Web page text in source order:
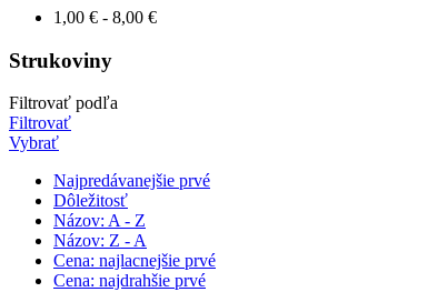
1,00 € - 8,00 €
Strukoviny
Filtrovať podľa
Filtrovať
Vybrať
Najpredávanejšie prvé
Dôležitosť
Názov: A - Z
Názov: Z - A
Cena: najlacnejšie prvé
Cena: najdrahšie prvé